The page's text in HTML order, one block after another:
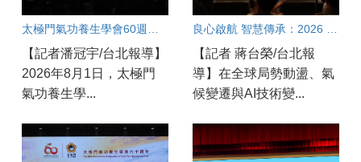
【記者潘冠宇/台北報導】
2026年8月1日，太極門
氣功養生學...
【記者 蔣台榮/台北報
導】在全球局勢動盪、氣
候變遷與AI技術變...